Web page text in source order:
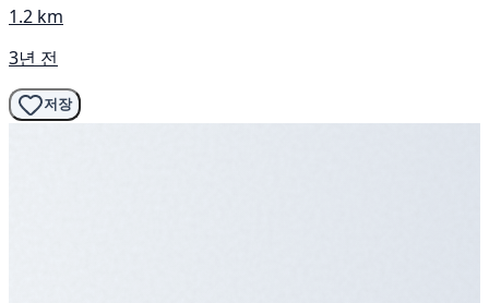
1.2 km
3년 전
저장